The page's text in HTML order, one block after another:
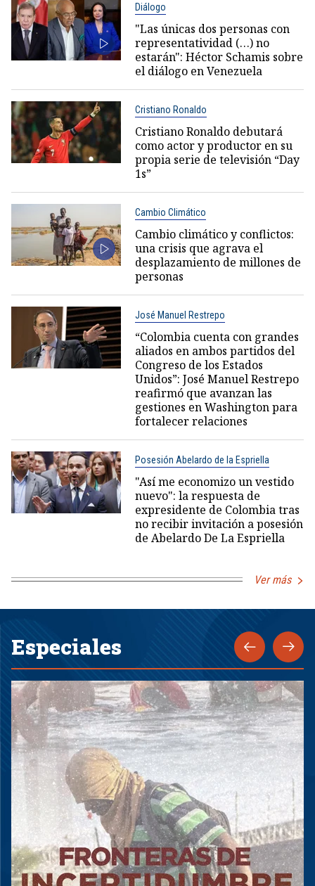
Diálogo
"Las únicas dos personas con
representatividad (…) no
estarán": Héctor Schamis sobre
el diálogo en Venezuela
Cristiano Ronaldo
Cristiano Ronaldo debutará
como actor y productor en su
propia serie de televisión “Day
1s”
Cambio Climático
Cambio climático y conflictos:
una crisis que agrava el
desplazamiento de millones de
personas
José Manuel Restrepo
“Colombia cuenta con grandes
aliados en ambos partidos del
Congreso de los Estados
Unidos”: José Manuel Restrepo
reafirmó que avanzan las
gestiones en Washington para
fortalecer relaciones
Posesión Abelardo de la Espriella
"Así me economizo un vestido
nuevo": la respuesta de
expresidente de Colombia tras
no recibir invitación a posesión
de Abelardo De La Espriella
Ver más
Especiales